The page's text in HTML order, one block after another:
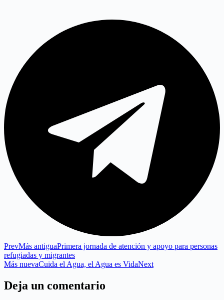
PrevMás antiguaPrimera jornada de atención y apoyo para personas
refugiadas y migrantes
Más nuevaCuida el Agua, el Agua es VidaNext
Deja un comentario